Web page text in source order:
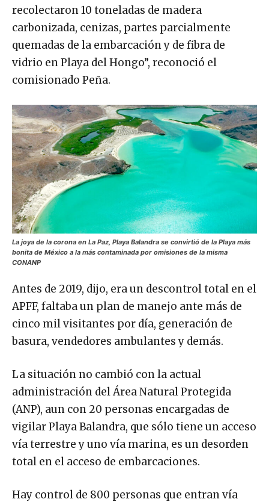
recolectaron 10 toneladas de madera
carbonizada, cenizas, partes parcialmente
quemadas de la embarcación y de fibra de
vidrio en Playa del Hongo”, reconoció el
comisionado Peña.
La joya de la corona en La Paz, Playa Balandra se convirtió de la Playa más
bonita de México a la más contaminada por omisiones de la misma
CONANP
Antes de 2019, dijo, era un descontrol total en el
APFF, faltaba un plan de manejo ante más de
cinco mil visitantes por día, generación de
basura, vendedores ambulantes y demás.
La situación no cambió con la actual
administración del Área Natural Protegida
(ANP), aun con 20 personas encargadas de
vigilar Playa Balandra, que sólo tiene un acceso
vía terrestre y uno vía marina, es un desorden
total en el acceso de embarcaciones.
Hay control de 800 personas que entran vía